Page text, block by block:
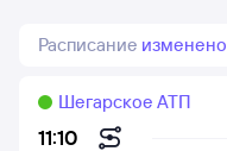
Расписание изменено
11:10
Шегарское АТП